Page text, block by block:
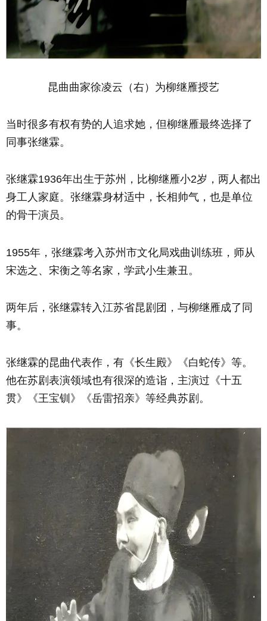
昆曲曲家徐凌云（右）为柳继雁授艺
当时很多有权有势的人追求她，但柳继雁最终选择了
同事张继霖。
张继霖1936年出生于苏州，比柳继雁小2岁，两人都出
身工人家庭。张继霖身材适中，长相帅气，也是单位
的骨干演员。
1955年，张继霖考入苏州市文化局戏曲训练班，师从
宋选之、宋衡之等名家，学武小生兼丑。
两年后，张继霖转入江苏省昆剧团，与柳继雁成了同
事。
张继霖的昆曲代表作，有《长生殿》《白蛇传》等。
他在苏剧表演领域也有很深的造诣，主演过《十五
贯》《王宝钏》《岳雷招亲》等经典苏剧。